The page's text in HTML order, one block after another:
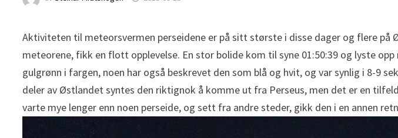
Aktiviteten til meteorsvermen perseidene er på sitt største i disse dager og flere på
meteorene, fikk en flott opplevelse. En stor bolide kom til syne 01:50:39 og lyste
gulgrønn i fargen, noen har også beskrevet den som blå og hvit, og var synlig i 8-9
deler av Østlandet syntes den riktignok å komme ut fra Perseus, men det er en
varte mye lenger enn noen perseide, og sett fra andre steder, gikk den i en annen